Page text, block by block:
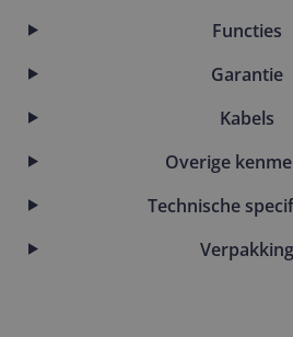
Functies
Garantie
Kabels
Overige
Technische
Verpakking